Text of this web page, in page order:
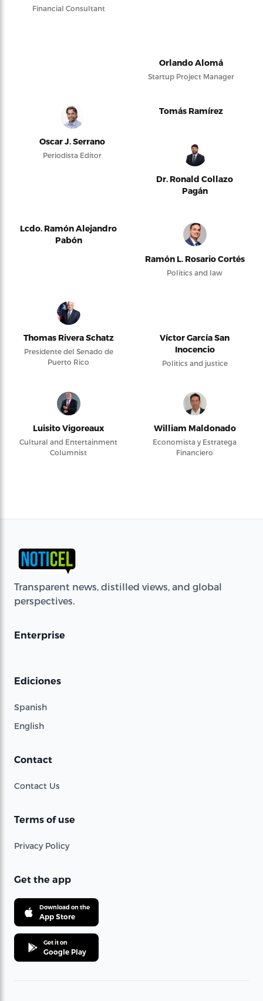
Financial Consultant
Orlando Alomá
Startup Project Manager
Oscar J. Serrano
Periodista Editor
Tomás Ramírez
Dr. Ronald Collazo
Pagán
Lcdo. Ramón Alejandro
Pabón
Ramón L. Rosario Cortés
Politics and law
Thomas Rivera Schatz
Presidente del Senado de
Puerto Rico
Víctor García San
Inocencio
Politics and justice
Luisito Vigoreaux
Cultural and Entertainment
Columnist
William Maldonado
Economista y Estratega
Financiero
Transparent news, distilled views, and global
perspectives.
Enterprise
Ediciones
Spanish
English
Contact
Contact Us
Terms of use
Privacy Policy
Get the app
Download on the
App Store
Get it on
Google Play